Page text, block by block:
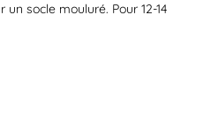
socle mouluré. Pour 12-14